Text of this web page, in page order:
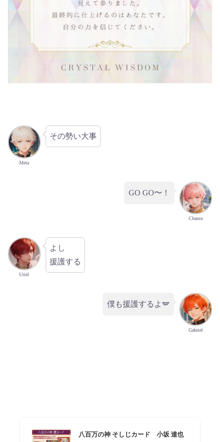
Meta
その勢い大事
Chamu
GO GO〜！
Uriel
よし
援護する
Gabriel
僕も援護するよ🪽
八百万の神 そしじカード 小坂 達也